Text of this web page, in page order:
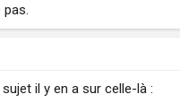
il y en a sur celle-là :